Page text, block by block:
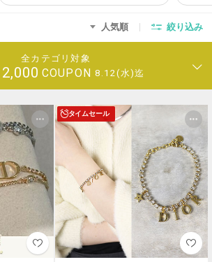
人気順 絞り込み
全カテゴリ対象
COUPON 8.12(水)迄
タイムセール